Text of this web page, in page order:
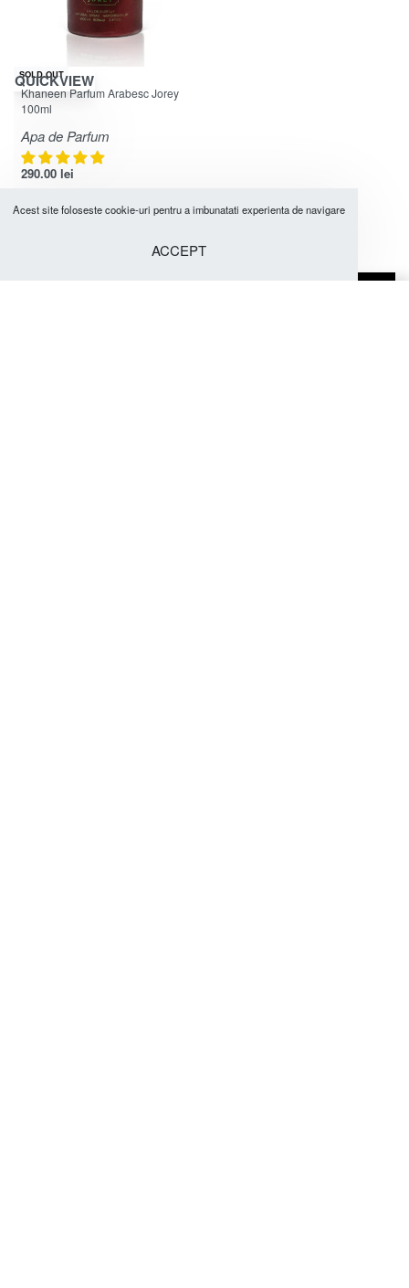
SOLD OUT
QUICKVIEW
Evaluat la4.78din 5
Khaneen Parfum Arabesc Jorey
100ml
Apa de Parfum
290.00 lei
Marca:Khaneen Perfumes
Acest site foloseste cookie-uri pentru a imbunatati experienta de navigare
ACCEPT